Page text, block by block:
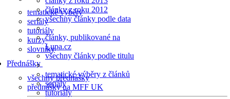
tematické výběry
seriály
tutoriály
kurzy
slovníky
Přednášky
všechny přednášky
přednášky na MFF UK
články z roku 2012
všechny články podle data
články, publikované na
Lupa.cz
všechny články podle titulu
tematické výběry z článků
seriály
tutoriály